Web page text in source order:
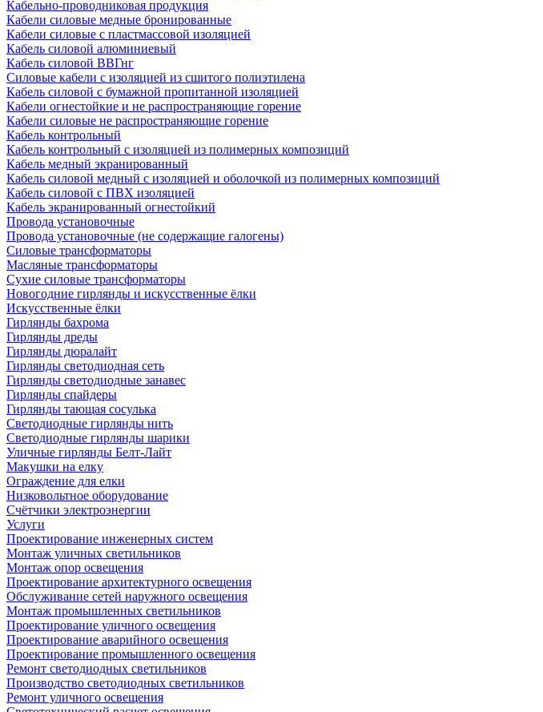
Кабельно-проводниковая продукция
Кабели силовые медные бронированные
Кабели силовые с пластмассовой изоляцией
Кабель силовой алюминиевый
Кабель силовой ВВГнг
Силовые кабели с изоляцией из сшитого полиэтилена
Кабель силовой с бумажной пропитанной изоляцией
Кабели огнестойкие и не распространяющие горение
Кабели силовые не распространяющие горение
Кабель контрольный
Кабель контрольный с изоляцией из полимерных композиций
Кабель медный экранированный
Кабель силовой медный с изоляцией и оболочкой из полимерных композиций
Кабель силовой с ПВХ изоляцией
Кабель экранированный огнестойкий
Провода установочные
Провода установочные (не содержащие галогены)
Силовые трансформаторы
Масляные трансформаторы
Сухие силовые трансформаторы
Новогодние гирлянды и искусственные ёлки
Искусственные ёлки
Гирлянды бахрома
Гирлянды дреды
Гирлянды дюралайт
Гирлянды светодиодная сеть
Гирлянды светодиодные занавес
Гирлянды спайдеры
Гирлянды тающая сосулька
Светодиодные гирлянды нить
Светодиодные гирлянды шарики
Уличные гирлянды Белт-Лайт
Макушки на елку
Ограждение для елки
Низковольтное оборудование
Счётчики электроэнергии
Услуги
Проектирование инженерных систем
Монтаж уличных светильников
Монтаж опор освещения
Проектирование архитектурного освещения
Обслуживание сетей наружного освещения
Монтаж промышленных светильников
Проектирование уличного освещения
Проектирование аварийного освещения
Проектирование промышленного освещения
Ремонт светодиодных светильников
Производство светодиодных светильников
Ремонт уличного освещения